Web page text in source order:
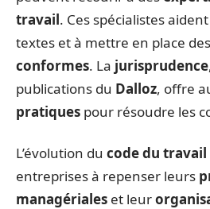
travail. Ces spécialistes
textes et à mettre en place des
conformes. La jurisprudence
publications du Dalloz, offre
pratiques pour résoudre les
L’évolution du code du travail
entreprises à repenser leurs
managériales et leur